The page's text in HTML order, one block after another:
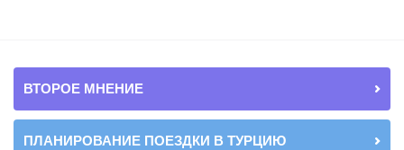
ВТОРОЕ МНЕНИЕ
ПЛАНИРОВАНИЕ ПОЕЗДКИ В ТУРЦИЮ